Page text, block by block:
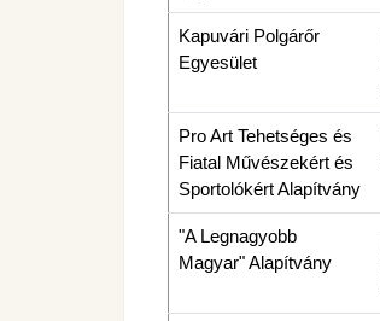
Kapuvári Polgárőr
Egyesület
Pro Art Tehetséges és
Fiatal Művészekért és
Sportolókért Alapítvány
"A Legnagyobb
Magyar" Alapítvány